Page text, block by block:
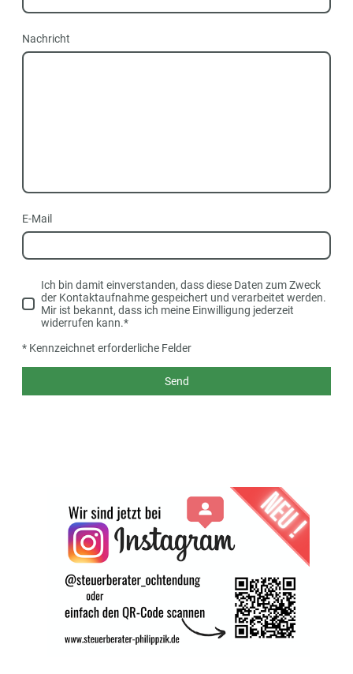
Nachricht
E-Mail
Ich bin damit einverstanden, dass diese Daten zum Zweck
der Kontaktaufnahme gespeichert und verarbeitet werden.
Mir ist bekannt, dass ich meine Einwilligung jederzeit
widerrufen kann.*
* Kennzeichnet erforderliche Felder
Send